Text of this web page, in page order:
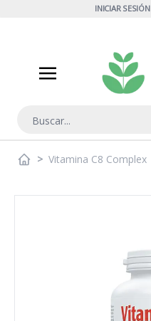
INICIAR SESIÓN
> Vitamina C8 Complex